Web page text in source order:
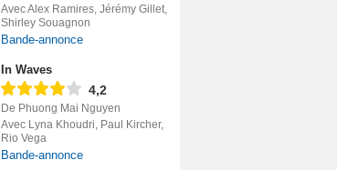
Avec Alex Ramires, Jérémy Gillet,
Shirley Souagnon
Bande-annonce
In Waves
4,2
De Phuong Mai Nguyen
Avec Lyna Khoudri, Paul Kircher,
Rio Vega
Bande-annonce